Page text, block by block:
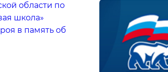
области по
школа»
в память об